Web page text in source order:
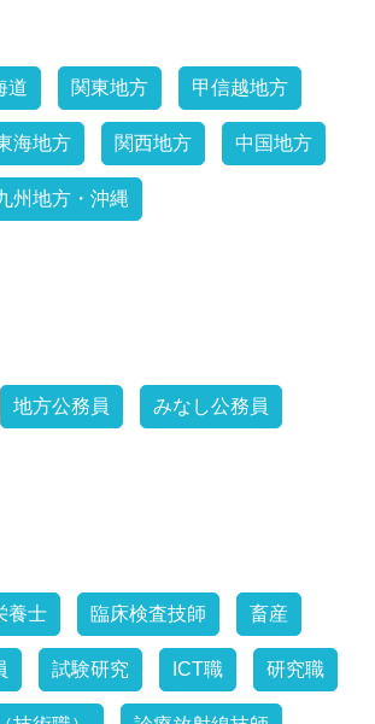
道 関東地方 甲信越地方
海地方 関西地方 中国地方
州地方・沖縄
地方公務員 みなし公務員
養士 臨床検査技師 畜産
試験研究 ICT職 研究職